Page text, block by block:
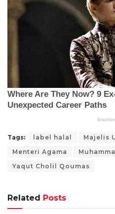
Tags: label halal
Majelis
Menteri Agama
Yaqut Cholil Qoumas
Related Posts